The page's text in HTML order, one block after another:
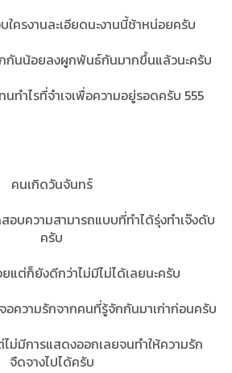
ใครงานละเอียดนะงานนี้ช้าหน่อยครับ
กันน้อยลงผูกพันธ์กันมากขึ้นแล้วนะครับ
นทำไรที่จำเจเพื่อความอยู่รอดครับ 555
คนเกิดวันจันทร์
อบความสามารถแบบที่ทำได้รุ่งทำเจ๊งดับ
ครับ
ยแต่ก็ยังดีกว่าไม่มีไม่ได้เลยนะครับ
อความรักจากคนที่รู้จักกันมาเก่าก่อนครับ
ม่มีการแสดงออกเลยจนทำให้ความรัก
จืดจางไปได้ครับ